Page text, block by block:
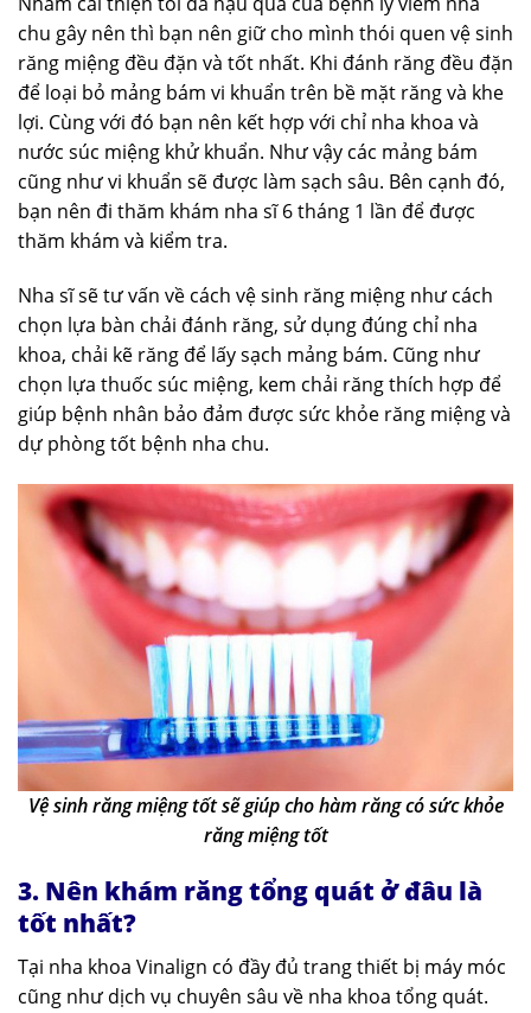
chu gây nên thì bạn nên giữ cho mình thói quen vệ sinh
răng miệng đều đặn và tốt nhất. Khi đánh răng đều đặn
để loại bỏ mảng bám vi khuẩn trên bề mặt răng và khe
lợi. Cùng với đó bạn nên kết hợp với chỉ nha khoa và
nước súc miệng khử khuẩn. Như vậy các mảng bám
cũng như vi khuẩn sẽ được làm sạch sâu. Bên cạnh đó,
bạn nên đi thăm khám nha sĩ 6 tháng 1 lần để được
thăm khám và kiểm tra.
Nha sĩ sẽ tư vấn về cách vệ sinh răng miệng như cách
chọn lựa bàn chải đánh răng, sử dụng đúng chỉ nha
khoa, chải kẽ răng để lấy sạch mảng bám. Cũng như
chọn lựa thuốc súc miệng, kem chải răng thích hợp để
giúp bệnh nhân bảo đảm được sức khỏe răng miệng và
dự phòng tốt bệnh nha chu.
Vệ sinh răng miệng tốt sẽ giúp cho hàm răng có sức khỏe
răng miệng tốt
3. Nên khám răng tổng quát ở đâu là
tốt nhất?
Tại nha khoa Vinalign có đầy đủ trang thiết bị máy móc
cũng như dịch vụ chuyên sâu về nha khoa tổng quát.